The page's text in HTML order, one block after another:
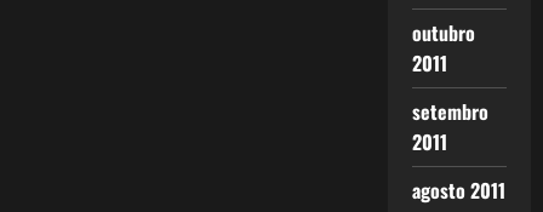
outubro
2011
setembro
2011
agosto 2011